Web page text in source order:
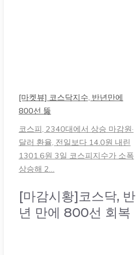
[마켓뷰] 코스닥지수, 반년만에
800선 뚫
코스피, 2340대에서 상승 마감원·
달러 환율, 전일보다 14.0원 내린
1301.6원 3일 코스피지수가 소폭
상승해 2…
[마감시황]코스닥, 반
년 만에 800선 회복